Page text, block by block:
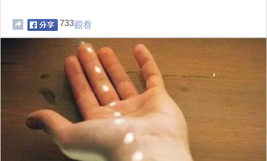
733觀看